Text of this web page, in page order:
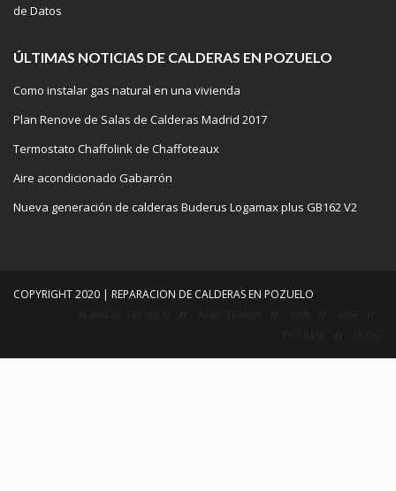
de Datos
ÚLTIMAS NOTICIAS DE CALDERAS EN POZUELO
Como instalar gas natural en una vivienda
Plan Renove de Salas de Calderas Madrid 2017
Termostato Chaffolink de Chaffoteaux
Aire acondicionado Gabarrón
Nueva generación de calderas Buderus Logamax plus GB162 V2
COPYRIGHT 2020 | REPARACION DE CALDERAS EN POZUELO